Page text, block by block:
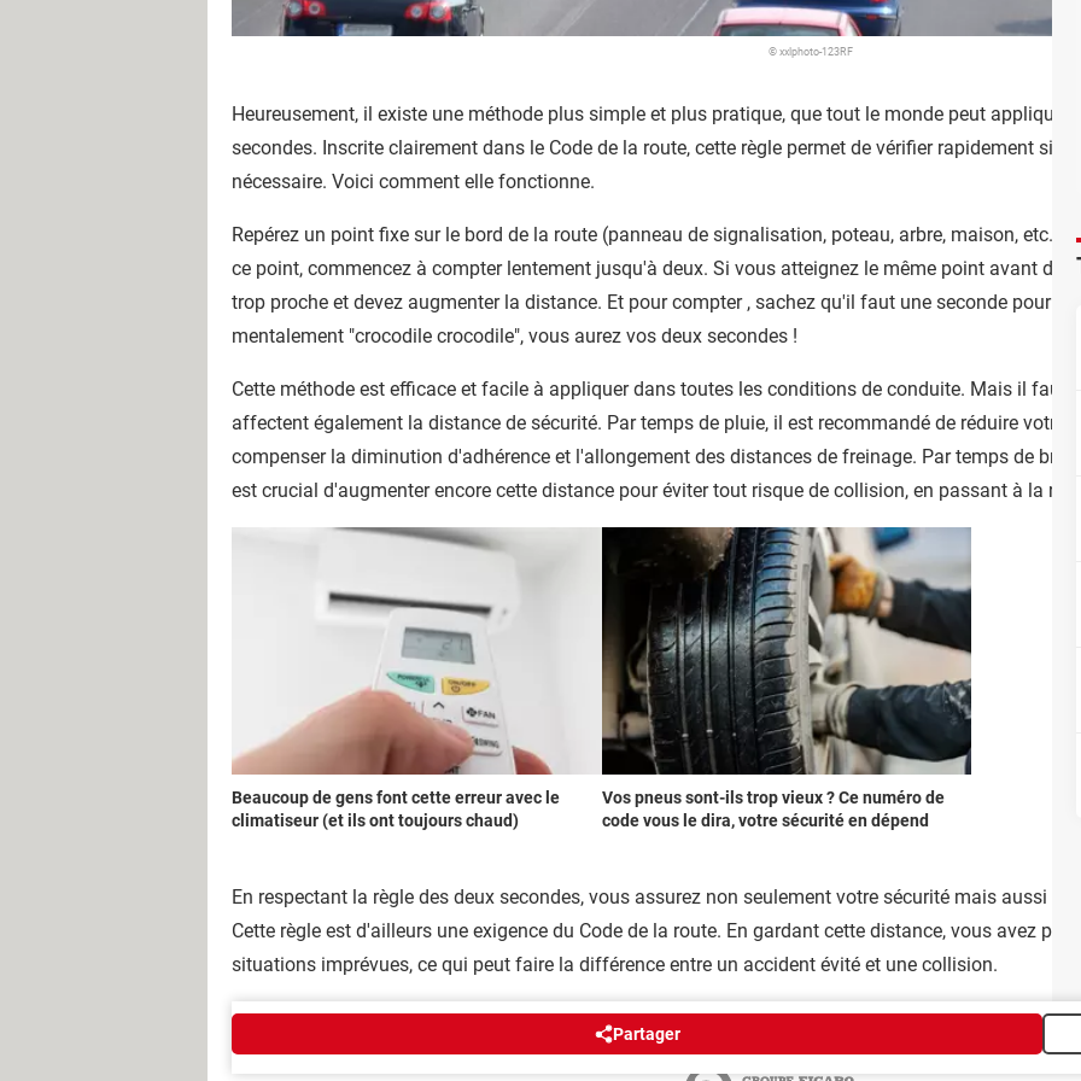
© xxlphoto-123RF
Heureusement, il existe une méthode plus simple et plus pratique, que tout le monde peut appliquer,
secondes. Inscrite clairement dans le Code de la route, cette règle permet de vérifier rapidement si
nécessaire. Voici comment elle fonctionne.
Repérez un point fixe sur le bord de la route (panneau de signalisation, poteau, arbre, maison, etc.).
ce point, commencez à compter lentement jusqu'à deux. Si vous atteignez le même point avant
trop proche et devez augmenter la distance. Et pour compter , sachez qu'il faut une seconde pour
mentalement "crocodile crocodile", vous aurez vos deux secondes !
Cette méthode est efficace et facile à appliquer dans toutes les conditions de conduite. Mais il faut
affectent également la distance de sécurité. Par temps de pluie, il est recommandé de réduire votre
compenser la diminution d'adhérence et l'allongement des distances de freinage. Par temps de
est crucial d'augmenter encore cette distance pour éviter tout risque de collision, en passant à la
Beaucoup de gens font cette erreur avec le
climatiseur (et ils ont toujours chaud)
Vos pneus sont-ils trop vieux ? Ce numéro de
code vous le dira, votre sécurité en dépend
En respectant la règle des deux secondes, vous assurez non seulement votre sécurité mais aussi
Cette règle est d'ailleurs une exigence du Code de la route. En gardant cette distance, vous avez plus
situations imprévues, ce qui peut faire la différence entre un accident évité et une collision.
Partager
Publicité Contact
Groupe Figaro
©2025 CCM Benchmark